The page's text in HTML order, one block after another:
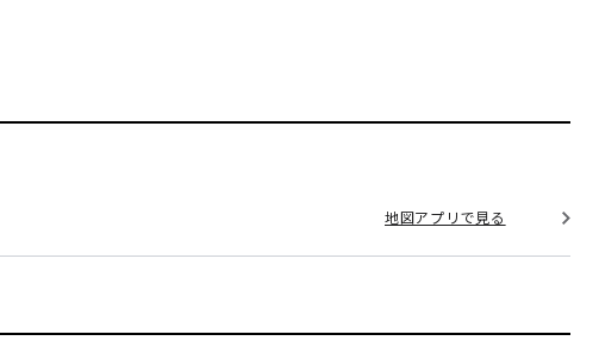
地図アプリで見る